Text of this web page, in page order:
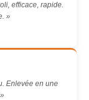
efficace, rapide.
»
Enlevée en une